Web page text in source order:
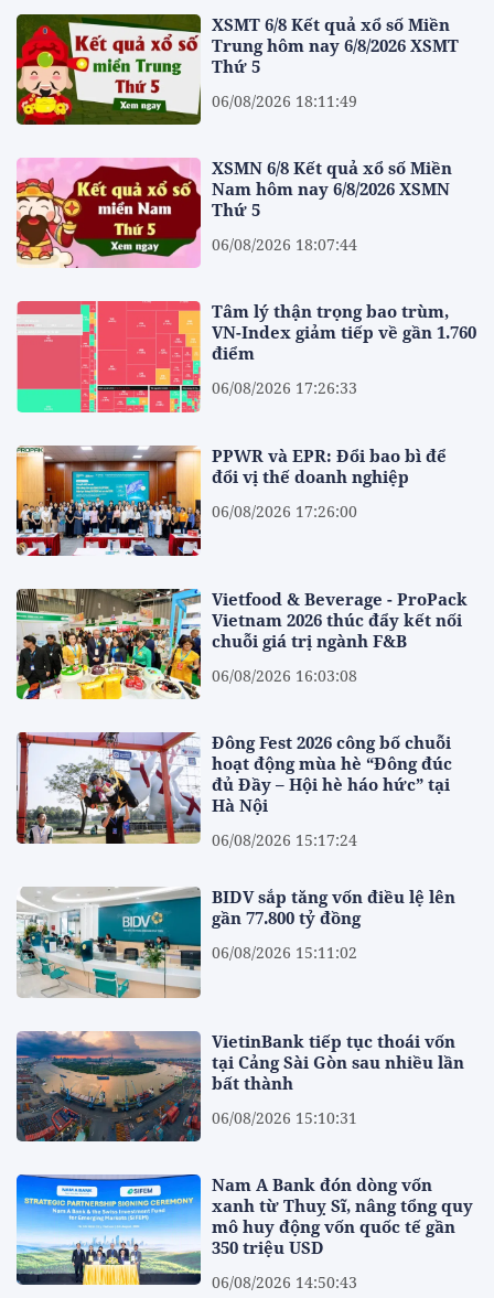
XSMT 6/8 Kết quả xổ số Miền
Trung hôm nay 6/8/2026 XSMT
Thứ 5
06/08/2026 18:11:49
XSMN 6/8 Kết quả xổ số Miền
Nam hôm nay 6/8/2026 XSMN
Thứ 5
06/08/2026 18:07:44
Tâm lý thận trọng bao trùm,
VN-Index giảm tiếp về gần 1.760
điểm
06/08/2026 17:26:33
PPWR và EPR: Đổi bao bì để
đổi vị thế doanh nghiệp
06/08/2026 17:26:00
Vietfood & Beverage - ProPack
Vietnam 2026 thúc đẩy kết nối
chuỗi giá trị ngành F&B
06/08/2026 16:03:08
Đông Fest 2026 công bố chuỗi
hoạt động mùa hè “Đông đúc
đủ Đầy – Hội hè háo hức” tại
Hà Nội
06/08/2026 15:17:24
BIDV sắp tăng vốn điều lệ lên
gần 77.800 tỷ đồng
06/08/2026 15:11:02
VietinBank tiếp tục thoái vốn
tại Cảng Sài Gòn sau nhiều lần
bất thành
06/08/2026 15:10:31
Nam A Bank đón dòng vốn
xanh từ Thuỵ Sĩ, nâng tổng quy
mô huy động vốn quốc tế gần
350 triệu USD
06/08/2026 14:50:43